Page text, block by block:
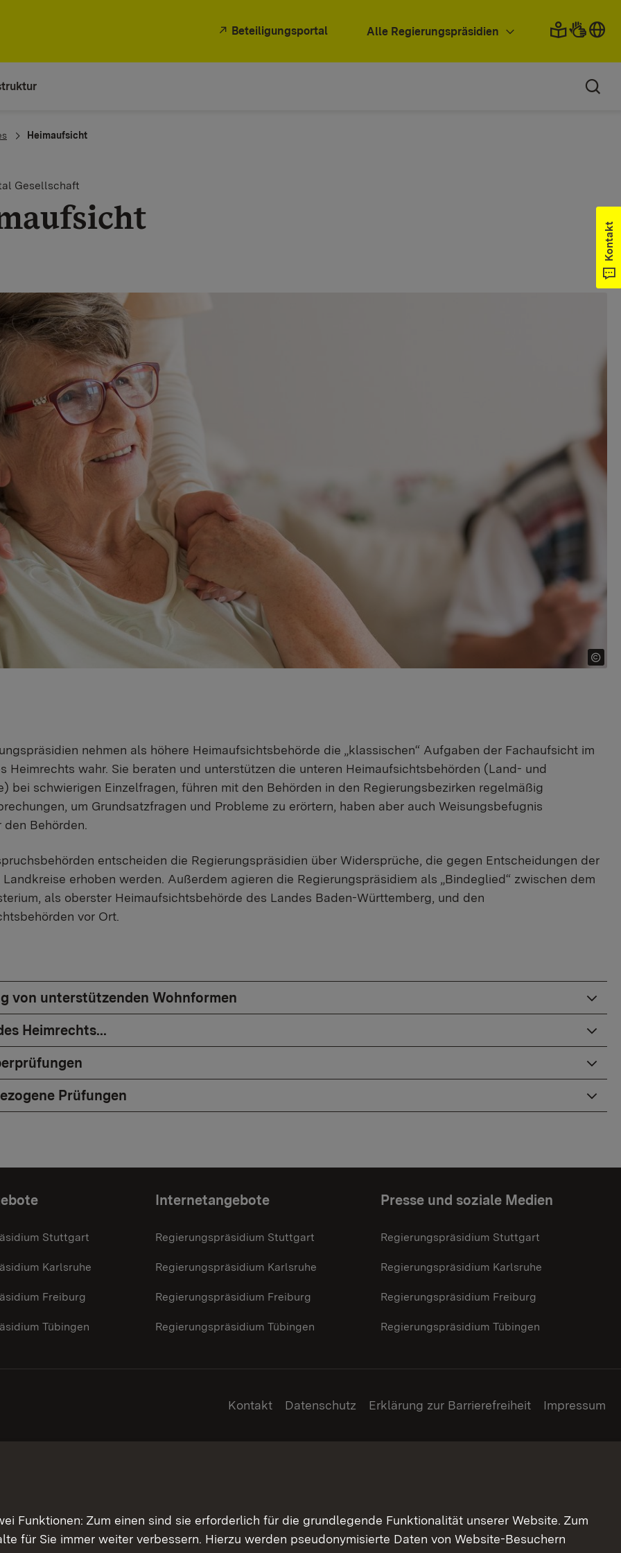
Beteiligungsportal Alle Regierungspräsidien
Heimaufsicht
Gesellschaft
nehmen als höhere Heimaufsichtsbehörde die „klassischen“ Aufgaben der Fachaufsicht im
Heimrechts wahr. Sie beraten und unterstützen die unteren Heimaufsichtsbehörden (Land- und
bei schwierigen Einzelfragen, führen mit den Behörden in den Regierungsbezirken regelmäßig
um Grundsatzfragen und Probleme zu erörtern, haben aber auch Weisungsbefugnis
Behörden.
entscheiden die Regierungspräsidien über Widersprüche, die gegen Entscheidungen der
erhoben werden. Außerdem agieren die Regierungspräsidiem als „Bindeglied“ zwischen dem
als oberster Heimaufsichtsbehörde des Landes Baden-Württemberg, und den
vor Ort.
von unterstützenden Wohnformen
Heimrechts...
Prüfungen
Kontakt
Stuttgart
Karlsruhe
Freiburg
Tübingen
Internetangebote
Regierungspräsidium Stuttgart
Regierungspräsidium Karlsruhe
Regierungspräsidium Freiburg
Regierungspräsidium Tübingen
Presse und soziale Medien
Regierungspräsidium Stuttgart
Regierungspräsidium Karlsruhe
Regierungspräsidium Freiburg
Regierungspräsidium Tübingen
Kontakt Datenschutz Erklärung zur Barrierefreiheit Impressum
Funktionen: Zum einen sind sie erforderlich für die grundlegende Funktionalität unserer Website. Zum
für Sie immer weiter verbessern. Hierzu werden pseudonymisierte Daten von Website-Besuchern